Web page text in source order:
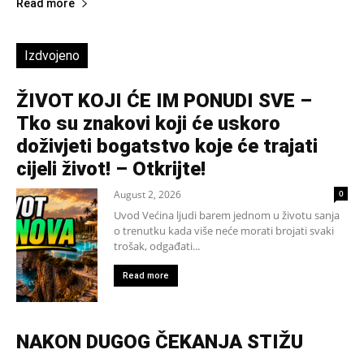
Read more
Izdvojeno
ŽIVOT KOJI ĆE IM PONUDI SVE –
Tko su znakovi koji će uskoro
doživjeti bogatstvo koje će trajati
cijeli život! – Otkrijte!
August 2, 2026 0
Uvod Većina ljudi barem jednom u životu sanja
o trenutku kada više neće morati brojati svaki
trošak, odgađati...
Read more
NAKON DUGOG ČEKANJA STIŽU